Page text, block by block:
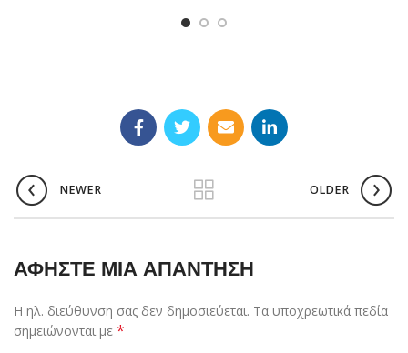
NEWER OLDER
ΑΦΉΣΤΕ ΜΙΑ ΑΠΆΝΤΗΣΗ
Η ηλ. διεύθυνση σας δεν δημοσιεύεται. Τα υποχρεωτικά πεδία
σημειώνονται με *